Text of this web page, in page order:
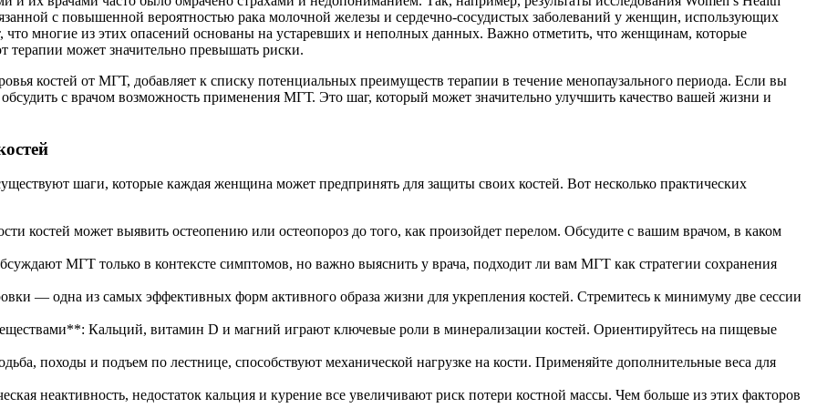
с повышенной вероятностью рака молочной железы и сердечно-сосудистых заболеваний у женщин, использующих
многие из этих опасений основаны на устаревших и неполных данных. Важно отметить, что женщинам, которые
терапии может значительно превышать риски.
костей от МГТ, добавляет к списку потенциальных преимуществ терапии в течение менопаузального периода. Если вы
обсудить с врачом возможность применения МГТ. Это шаг, который может значительно улучшить качество вашей жизни и
шаги, которые каждая женщина может предпринять для защиты своих костей. Вот несколько практических
костей может выявить остеопению или остеопороз до того, как произойдет перелом. Обсудите с вашим врачом, в каком
МГТ только в контексте симптомов, но важно выяснить у врача, подходит ли вам МГТ как стратегии сохранения
— одна из самых эффективных форм активного образа жизни для укрепления костей. Стремитесь к минимуму две сессии
Кальций, витамин D и магний играют ключевые роли в минерализации костей. Ориентируйтесь на пищевые
походы и подъем по лестнице, способствуют механической нагрузке на кости. Применяйте дополнительные веса для
неактивность, недостаток кальция и курение все увеличивают риск потери костной массы. Чем больше из этих факторов